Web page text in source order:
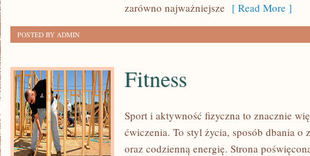
zarówno najważniejsze [ Read More ]
POSTED BY ADMIN
Fitness
Sport i aktywność fizyczna to znacznie
ćwiczenia. To styl życia, sposób dbania o
oraz codzienną energię. Strona